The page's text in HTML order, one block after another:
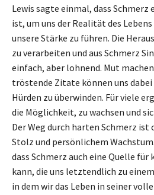
Lewis sagte einmal, dass
ist, um uns der Realität des
unsere Stärke zu führen. Die
zu verarbeiten und aus Schmerz
einfach, aber lohnend. Mut
tröstende Zitate können uns
Hürden zu überwinden. Für viele
die Möglichkeit, zu wachsen und
Der Weg durch harten Schmerz ist
Stolz und persönlichem
dass Schmerz auch eine Quelle
kann, die uns letztendlich zu
in dem wir das Leben in seiner